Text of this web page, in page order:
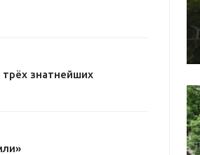
знатнейших